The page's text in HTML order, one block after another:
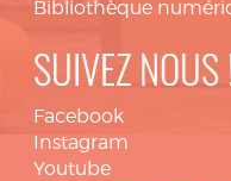
Bibliothèque
SUIVEZ NOUS
Facebook
Instagram
Youtube